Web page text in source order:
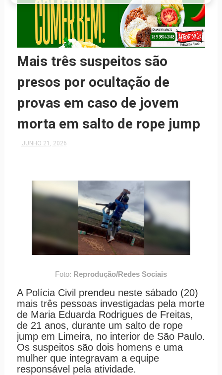
Mais três suspeitos são
presos por ocultação de
provas em caso de jovem
morta em salto de rope jump
JUNHO 21, 2026
Foto: Reprodução/Redes Sociais
A Polícia Civil prendeu neste sábado (20)
mais três pessoas investigadas pela morte
de Maria Eduarda Rodrigues de Freitas,
de 21 anos, durante um salto de rope
jump em Limeira, no interior de São Paulo.
Os suspeitos são dois homens e uma
mulher que integravam a equipe
responsável pela atividade.